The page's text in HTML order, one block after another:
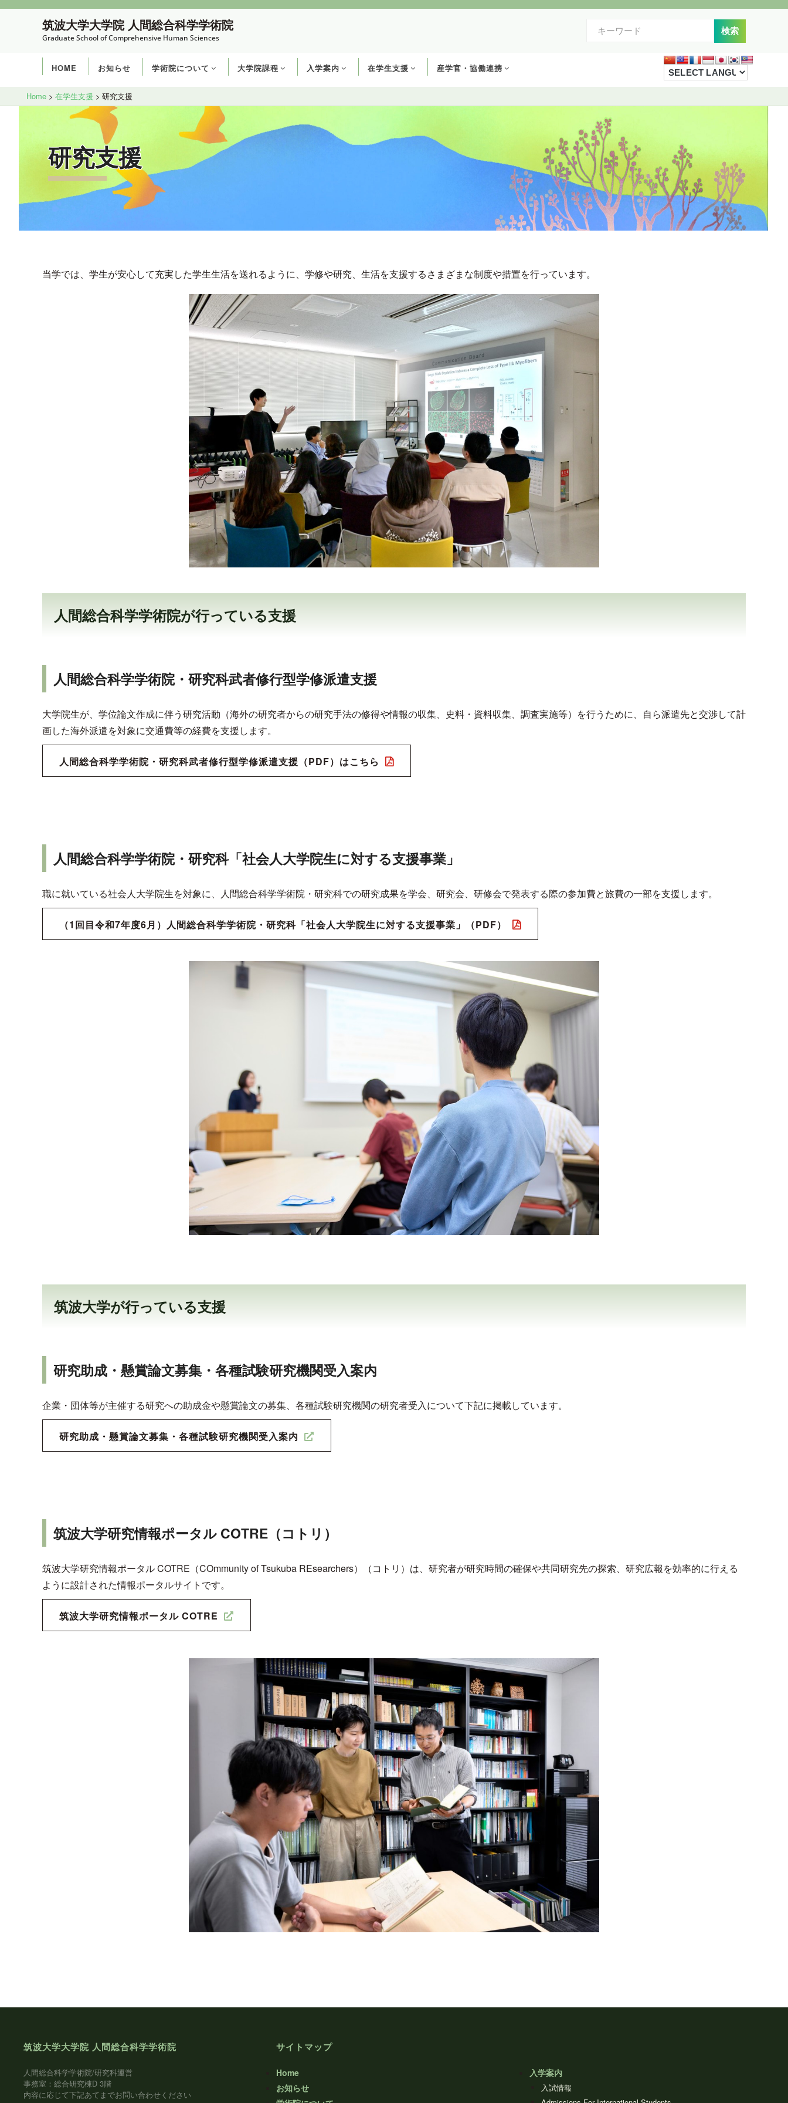
コ
ス
筑波大学大学院 人間総合科学学術院
Graduate School of Comprehensive Human Sciences
HOME お知らせ 学術院について 大学院課程 入学案内 在学生支援 産学官・協働連携
Overlay
Home > 在学生支援 > 研究支援
研究支援
当学では、学生が安心して充実した学生生活を送れるように、学修や研究、生活を支援するさまざまな制度や措置を行っています。
人間総合科学学術院が行っている支援
人間総合科学学術院・研究科武者修行型学修派遣支援
大学院生が、学位論文作成に伴う研究活動（海外の研究者からの研究手法の修得や情報の収集、史料・資料収集、調査実施等）を行うために、自ら派遣先と交渉して計
画した海外派遣を対象に交通費等の経費を支援します。
人間総合科学学術院・研究科武者修行型学修派遣支援（PDF）はこちら
人間総合科学学術院・研究科「社会人大学院生に対する支援事業」
職に就いている社会人大学院生を対象に、人間総合科学学術院・研究科での研究成果を学会、研究会、研修会で発表する際の参加費と旅費の一部を支援します。
（1回目令和7年度6月）人間総合科学学術院・研究科「社会人大学院生に対する支援事業」（PDF）
筑波大学が行っている支援
研究助成・懸賞論文募集・各種試験研究機関受入案内
企業・団体等が主催する研究への助成金や懸賞論文の募集、各種試験研究機関の研究者受入について下記に掲載しています。
研究助成・懸賞論文募集・各種試験研究機関受入案内
筑波大学研究情報ポータル COTRE（コトリ）
筑波大学研究情報ポータル COTRE（COmmunity of Tsukuba REsearchers）（コトリ）は、研究者が研究時間の確保や共同研究先の探索、研究広報を効率的に行える
ように設計された情報ポータルサイトです。
筑波大学研究情報ポータル COTRE
筑波大学大学院 人間総合科学学術院
人間総合科学学術院/研究科運営
事務室：総合研究棟D 3階
内容に応じて下記あてまでお問い合わせください
サイトマップ
Home
お知らせ
入学案内
入試情報